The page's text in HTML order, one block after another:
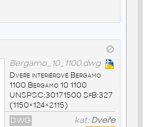
Bergamo_10_1100.dwg
Dveře interiérové Bergamo
1100 Bergamo 10 1100
UNSPSC:30171500 SfB:327
(1150×124×2115)
kat:Dveře
DWG